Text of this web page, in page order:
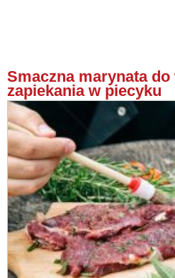
Smaczna marynata do
zapiekania w piecyku